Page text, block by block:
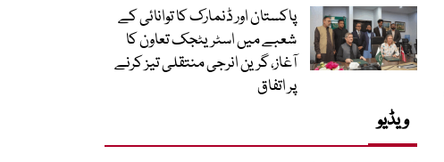
پاکستان اور ڈنمارک کا توانائی کے
شعبے میں اسٹریٹجک تعاون کا
آغاز، گرین انرجی منتقلی تیز کرنے
پر اتفاق
ویڈیو